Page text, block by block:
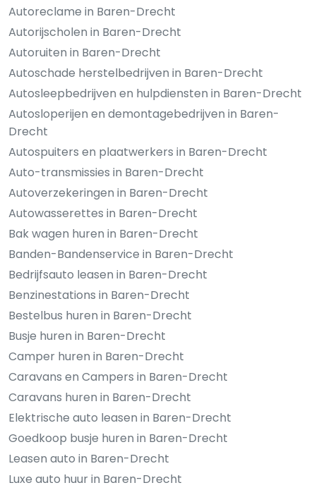
Autoreclame in Baren-Drecht
Autorijscholen in Baren-Drecht
Autoruiten in Baren-Drecht
Autoschade herstelbedrijven in Baren-Drecht
Autosleepbedrijven en hulpdiensten in Baren-Drecht
Autosloperijen en demontagebedrijven in Baren-
Drecht
Autospuiters en plaatwerkers in Baren-Drecht
Auto-transmissies in Baren-Drecht
Autoverzekeringen in Baren-Drecht
Autowasserettes in Baren-Drecht
Bak wagen huren in Baren-Drecht
Banden-Bandenservice in Baren-Drecht
Bedrijfsauto leasen in Baren-Drecht
Benzinestations in Baren-Drecht
Bestelbus huren in Baren-Drecht
Busje huren in Baren-Drecht
Camper huren in Baren-Drecht
Caravans en Campers in Baren-Drecht
Caravans huren in Baren-Drecht
Elektrische auto leasen in Baren-Drecht
Goedkoop busje huren in Baren-Drecht
Leasen auto in Baren-Drecht
Luxe auto huur in Baren-Drecht